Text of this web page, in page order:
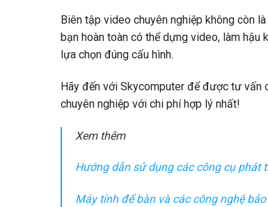
Biên tập video chuyên nghiệp không còn
bạn hoàn toàn có thể dựng video, làm
lựa chọn đúng cấu hình.
Hãy đến với Skycomputer để được tư vấn
chuyên nghiệp với chi phí hợp lý nhất!
Xem thêm
Hướng dẫn sử dụng các công cụ phát
Máy tính để bàn và các công nghệ